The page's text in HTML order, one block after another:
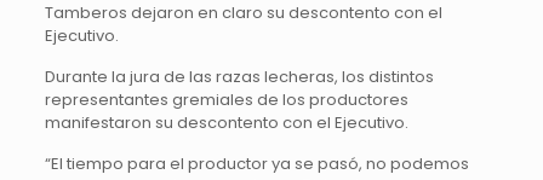
Tamberos dejaron en claro su descontento con el
Ejecutivo.
Durante la jura de las razas lecheras, los distintos
representantes gremiales de los productores
manifestaron su descontento con el Ejecutivo.
“El tiempo para el productor ya se pasó, no podemos